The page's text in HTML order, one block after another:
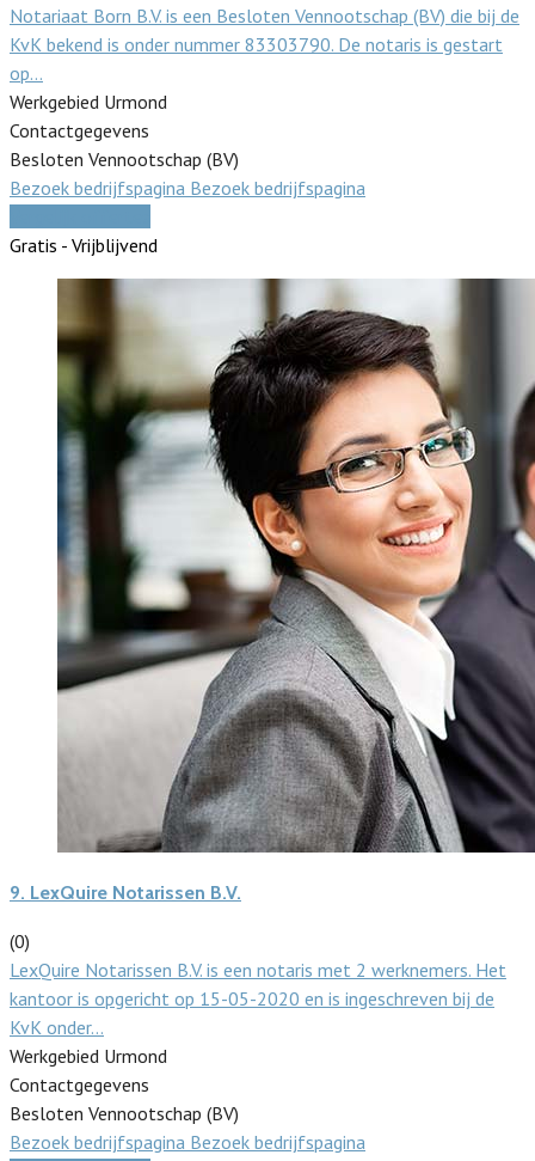
Notariaat Born B.V. is een Besloten Vennootschap (BV) die bij de
KvK bekend is onder nummer 83303790. De notaris is gestart
op…
Werkgebied Urmond
Contactgegevens
Besloten Vennootschap (BV)
Bezoek bedrijfspagina Bezoek bedrijfspagina
Gratis - Vrijblijvend
9. LexQuire Notarissen B.V.
(0)
LexQuire Notarissen B.V. is een notaris met 2 werknemers. Het
kantoor is opgericht op 15-05-2020 en is ingeschreven bij de
KvK onder…
Werkgebied Urmond
Contactgegevens
Besloten Vennootschap (BV)
Bezoek bedrijfspagina Bezoek bedrijfspagina